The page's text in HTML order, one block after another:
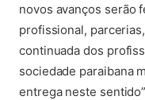
novos avanços serão
profissional,
continuada dos
sociedade paraibana
entrega neste